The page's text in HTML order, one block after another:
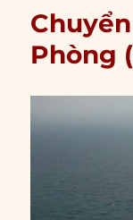
Phòng